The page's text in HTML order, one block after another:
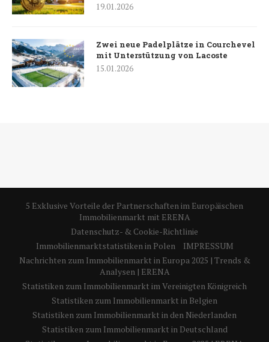
19.01.2026
Zwei neue Padelplätze in Courchevel
mit Unterstützung von Lacoste
15.01.2026
5 Exklusive Vorteile der Partnerschaften im Europäischen
Immobilienmarkt mit ERENA
Datenschutz- & Cookie-Richtlinie
Immobilienmarktstatistiken in Polen
IMPRESSUM
Nachrichten zum Immobilienmarkt in Europa 2025 | Trends &
Analysen | ERENA
Statistiken zum Immobilienmarkt im Vereinigten Königreich
Statistiken zum Immobilienmarkt in Belgien
Statistiken zum Immobilienmarkt in den Niederlanden
Statistiken zum Immobilienmarkt in Deutschland